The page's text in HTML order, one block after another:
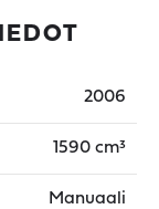
2006
1590 cm³
Manuaali